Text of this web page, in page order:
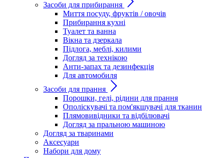
Засоби для прибирання
Миття посуду, фруктів / овочів
Прибирання кухні
Туалет та ванна
Вікна та дзеркала
Підлога, меблі, килими
Догляд за технікою
Анти-запах та дезинфекція
Для автомобиля
Засоби для прання
Порошки, гелі, рідини для прання
Ополіскувачі та пом'якшувачі для тканин
Плямовивідники та відбілювачі
Догляд за пральною машиною
Догляд за тваринами
Аксесуари
Набори для дому